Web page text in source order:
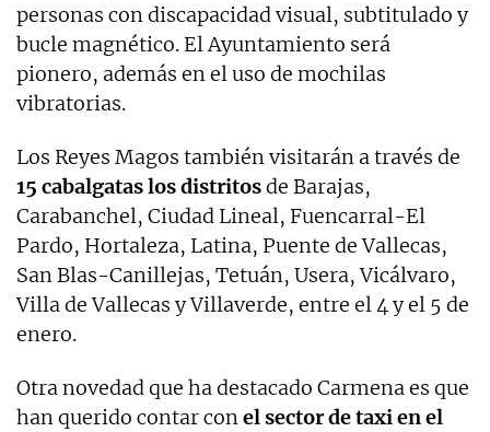
personas con discapacidad visual, subtitulado y
bucle magnético. El Ayuntamiento será
pionero, además en el uso de mochilas
vibratorias.
Los Reyes Magos también visitarán a través de
15 cabalgatas los distritosde Barajas,
Carabanchel, Ciudad Lineal, Fuencarral-El
Pardo, Hortaleza, Latina, Puente de Vallecas,
San Blas-Canillejas, Tetuán, Usera, Vicálvaro,
Villa de Vallecas y Villaverde, entre el 4 y el 5 de
enero.
Otra novedad que ha destacado Carmena es que
han querido contar conel sector de taxi en el